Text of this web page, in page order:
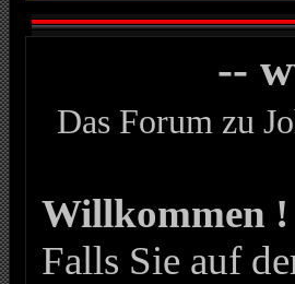
--
Das Forum zu
Willkommen !
Falls Sie auf